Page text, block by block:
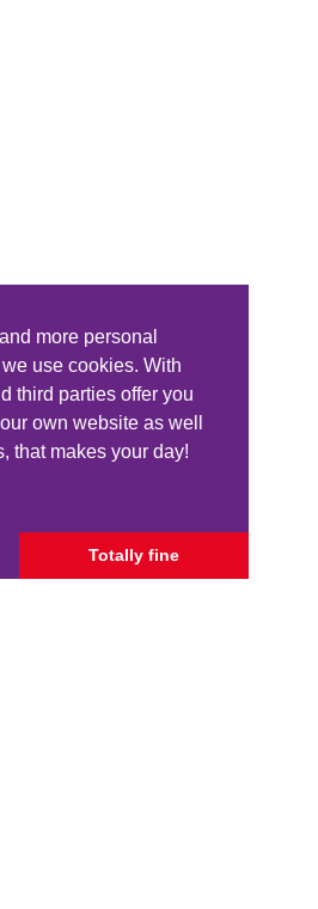
more personal
use cookies. With
third parties offer you
own website as well
that makes your day!
Totally fine